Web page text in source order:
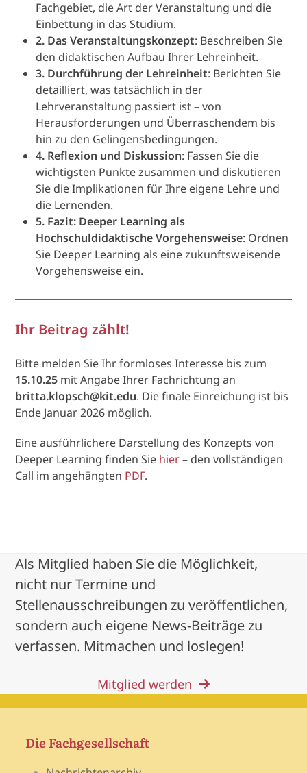
Fachgebiet, die Art der Veranstaltung und die
Einbettung in das Studium.
2. Das Veranstaltungskonzept: Beschreiben Sie
den didaktischen Aufbau Ihrer Lehreinheit.
3. Durchführung der Lehreinheit: Berichten Sie
detailliert, was tatsächlich in der
Lehrveranstaltung passiert ist – von
Herausforderungen und Überraschendem bis
hin zu den Gelingensbedingungen.
4. Reflexion und Diskussion: Fassen Sie die
wichtigsten Punkte zusammen und diskutieren
Sie die Implikationen für Ihre eigene Lehre und
die Lernenden.
5. Fazit: Deeper Learning als
Hochschuldidaktische Vorgehensweise: Ordnen
Sie Deeper Learning als eine zukunftsweisende
Vorgehensweise ein.
Ihr Beitrag zählt!
Bitte melden Sie Ihr formloses Interesse bis zum
15.10.25 mit Angabe Ihrer Fachrichtung an
britta.klopsch@kit.edu. Die finale Einreichung ist bis
Ende Januar 2026 möglich.
Eine ausführlichere Darstellung des Konzepts von
Deeper Learning finden Sie hier– den vollständigen
Call im angehängten PDF.
Als Mitglied haben Sie die Möglichkeit,
nicht nur Termine und
Stellenausschreibungen zu veröffentlichen,
sondern auch eigene News-Beiträge zu
verfassen. Mitmachen und loslegen!
Mitglied werden
Die Fachgesellschaft